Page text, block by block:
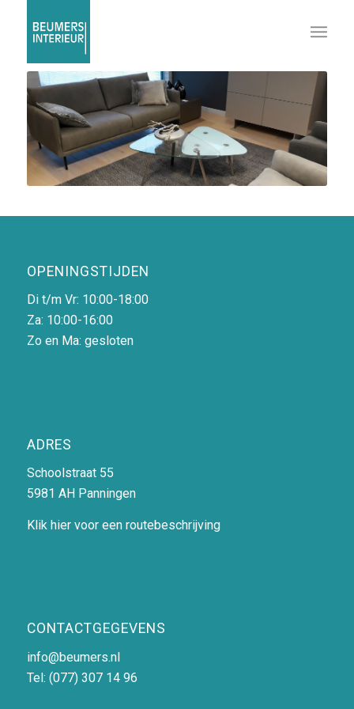
OPENINGSTIJDEN
Di t/m Vr: 10:00-18:00
Za: 10:00-16:00
Zo en Ma: gesloten
ADRES
Schoolstraat 55
5981 AH Panningen
Klik hier voor een routebeschrijving
CONTACTGEGEVENS
info@beumers.nl
Tel: (077) 307 14 96